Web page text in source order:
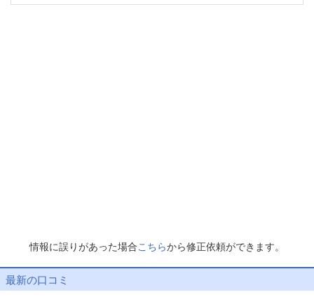
情報に誤りがあった場合こちらから修正依頼ができます。
最新の口コミ